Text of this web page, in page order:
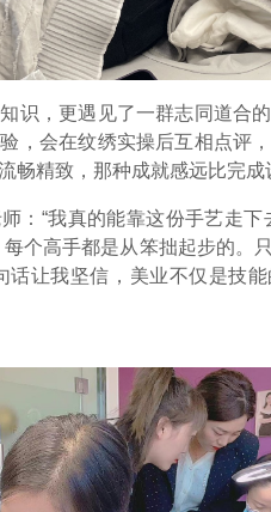
识，更遇见了一群志同道合
，会在纹绣实操后互相点评
畅精致，那种成就感远比完成
：“我真的能靠这份手艺走下
每个高手都是从笨拙起步的。
话让我坚信，美业不仅是技